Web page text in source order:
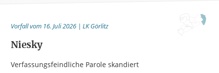
Vorfall vom 16. Juli 2026 | LK Görlitz
Niesky
Verfassungsfeindliche Parole skandiert